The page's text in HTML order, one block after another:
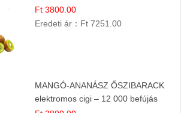
Ft 3800.00
Eredeti ár： Ft 7251.00
MANGÓ-ANANÁSZ ŐSZIBARACK
elektromos cigi – 12 000 befújás